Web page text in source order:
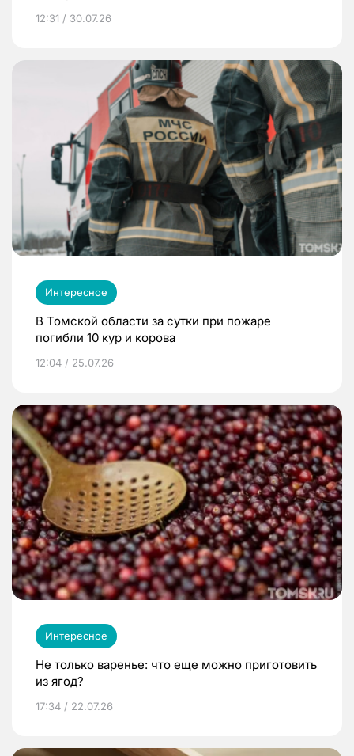
12:31 / 30.07.26
Интересное
В Томской области за сутки при пожаре
погибли 10 кур и корова
12:04 / 25.07.26
Интересное
Не только варенье: что еще можно приготовить
из ягод?
17:34 / 22.07.26